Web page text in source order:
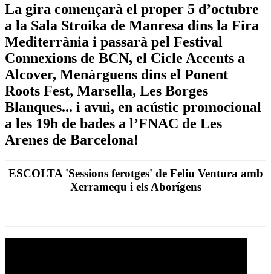
La gira començarà el proper 5 d’octubre
a la Sala Stroika de Manresa dins la Fira
Mediterrània i passarà pel Festival
Connexions de BCN, el Cicle Accents a
Alcover, Menàrguens dins el Ponent
Roots Fest, Marsella, Les Borges
Blanques... i avui, en acústic promocional
a les 19h de bades a l’FNAC de Les
Arenes de Barcelona!
ESCOLTA 'Sessions ferotges' de Feliu Ventura amb
Xerramequ i els Aborígens